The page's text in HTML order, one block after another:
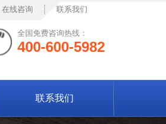
在线咨询 联系我们
全国免费咨询热线：
400-600-5982
联系我们